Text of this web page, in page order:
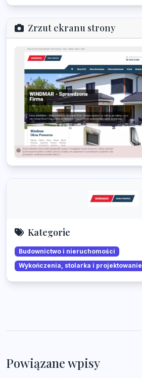
Zrzut ekranu strony
Kategorie
Budownictwo i nieruchomości
Wykończenia, stolarka i projektowanie
Powiązane wpisy